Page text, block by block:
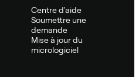
Centre d'aide
Soumettre une
demande
Mise à jour du
micrologiciel